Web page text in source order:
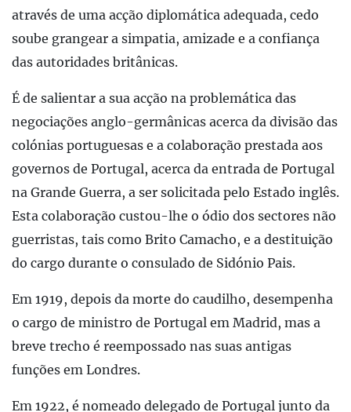
através de uma acção diplomática adequada, cedo
soube grangear a simpatia, amizade e a confiança
das autoridades britânicas.
É de salientar a sua acção na problemática das
negociações anglo-germânicas acerca da divisão das
colónias portuguesas e a colaboração prestada aos
governos de Portugal, acerca da entrada de Portugal
na Grande Guerra, a ser solicitada pelo Estado inglês.
Esta colaboração custou-lhe o ódio dos sectores não
guerristas, tais como Brito Camacho, e a destituição
do cargo durante o consulado de Sidónio Pais.
Em 1919, depois da morte do caudilho, desempenha
o cargo de ministro de Portugal em Madrid, mas a
breve trecho é reempossado nas suas antigas
funções em Londres.
Em 1922, é nomeado delegado de Portugal junto da